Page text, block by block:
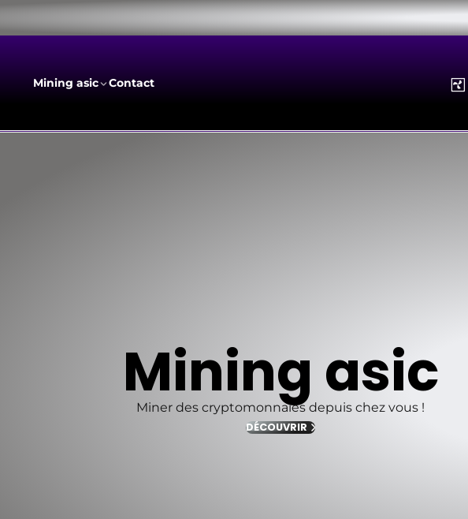
RYZERTEK
Mining asic Contact
Mining asic
Miner des cryptomonnaies depuis chez vous !
DÉCOUVRIR